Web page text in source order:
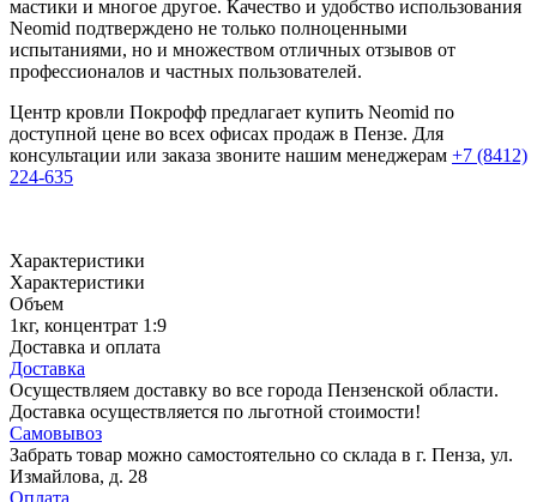
мастики и многое другое. Качество и удобство использования
Neomid подтверждено не только полноценными
испытаниями, но и множеством отличных отзывов от
профессионалов и частных пользователей.
Центр кровли Покрофф предлагает купить Neomid по
доступной цене во всех офисах продаж в Пензе. Для
консультации или заказа звоните нашим менеджерам +7 (8412)
224-635
Характеристики
Характеристики
Объем
1кг, концентрат 1:9
Доставка и оплата
Доставка
Осуществляем доставку во все города Пензенской области.
Доставка осуществляется по льготной стоимости!
Самовывоз
Забрать товар можно самостоятельно со склада в г. Пенза, ул.
Измайлова, д. 28
Оплата